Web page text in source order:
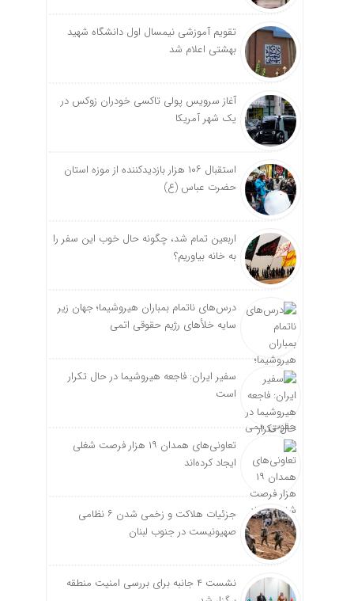
تقویم آموزشی نیمسال اول دانشگاه شهید
بهشتی اعلام شد
آغاز سرویس پولی تاکسی خودران زوکس در
یک شهر آمریکا
استقبال ۱۰۶ هزار بازدیدکننده از موزه استان
حضرت عباس (ع)
اربعین تمام شد، چگونه حال خوب این سفر را
به خانه بیاوریم؟
درس‌های ناتمام بمباران هیروشیما؛ جهان زیر
سایه خلأ‌های رژیم حقوقی اتمی
سفیر ایران: فاجعه هیروشیما در حال تکرار
است
تعاونی‌های همدان ۱۹ هزار فرصت شغلی
ایجاد کرده‌اند
جزئیات هلاکت و زخمی شدن ۶ نظامی
صهیونیست در جنوب لبنان
نشست ۴ جانبه برای بررسی امنیت منطقه